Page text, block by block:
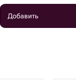
Добавить